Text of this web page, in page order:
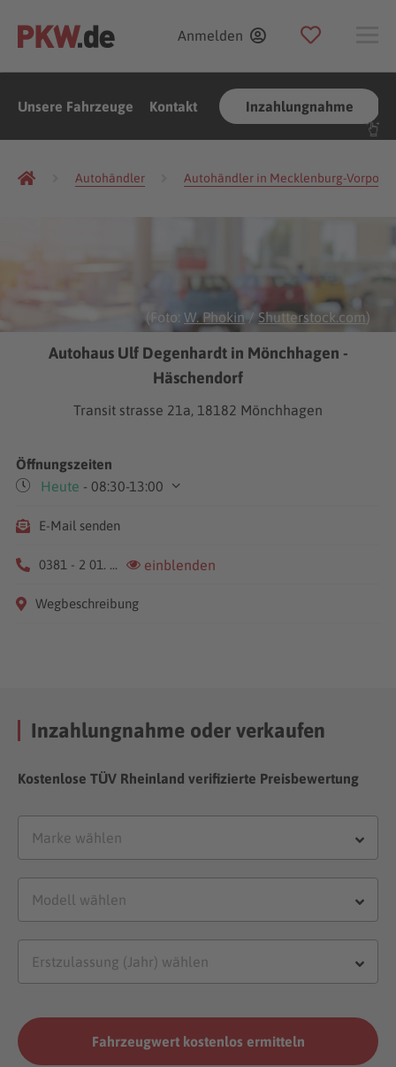
Anmelden
Unsere Fahrzeuge Kontakt Inzahlungnahme
Autohändler Autohändler in Mecklenburg-
(Foto: W. Phokin / Shutterstock.com)
Autohaus Ulf Degenhardt in Mönchhagen -
Häschendorf
Transit strasse 21a, 18182 Mönchhagen
Öffnungszeiten
Heute - 08:30-13:00
Sa
08:30-13:00
E-Mail senden
0381 - 2 01. ... einblenden
Wegbeschreibung
Inzahlungnahme oder verkaufen
Kostenlose TÜV Rheinland verifizierte Preisbewertung
Fahrzeugwert kostenlos ermitteln